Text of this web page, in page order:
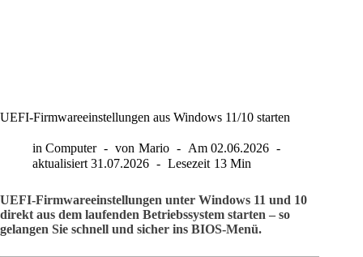
UEFI-Firmwareeinstellungen aus Windows 11/10 starten
in Computer von Mario Am 02.06.2026
aktualisiert 31.07.2026 Lesezeit 13 Min
UEFI-Firmwareeinstellungen unter Windows 11 und 10
direkt aus dem laufenden Betriebssystem starten – so
gelangen Sie schnell und sicher ins BIOS-Menü.